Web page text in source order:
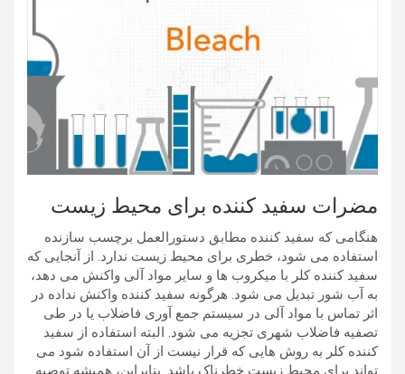
مضرات سفید کننده برای محیط زیست
هنگامی که سفید کننده مطابق دستورالعمل برچسب سازنده
استفاده می شود، خطری برای محیط زیست ندارد. از آنجایی که
سفید کننده کلر با میکروب ها و سایر مواد آلی واکنش می دهد،
به آب شور تبدیل می شود. هرگونه سفید کننده واکنش نداده در
اثر تماس با مواد آلی در سیستم جمع آوری فاضلاب یا در طی
تصفیه فاضلاب شهری تجزیه می شود. البته استفاده از سفید
کننده کلر به روش هایی که قرار نیست از آن استفاده شود می
تواند برای محیط زیست خطرناک باشد. بنابراین، همیشه توصیه